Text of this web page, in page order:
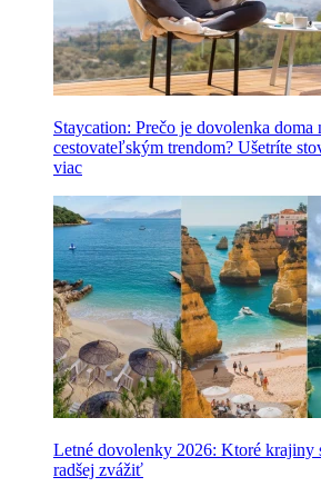
Staycation: Prečo je dovolenka doma
cestovateľským trendom? Ušetríte
viac
Letné dovolenky 2026: Ktoré krajiny
radšej zvážiť